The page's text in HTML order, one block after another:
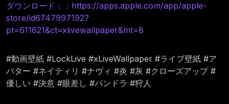
ダウンロード：：https://apps.apple.com/app/apple-
store/id6747997192?
pt=611621&ct=xlivewallpaper&mt=8
#動画壁紙 #LockLive #xLiveWallpaper #ライブ壁紙 #ア
バター #ネイティリ #ナヴィ #炎 #灰 #クローズアップ #
優しい #決意 #眼差し #パンドラ #狩人